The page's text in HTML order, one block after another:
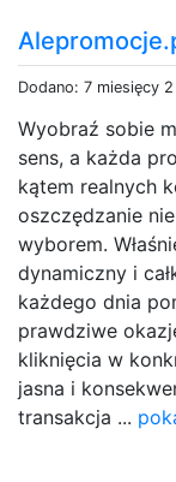
Dodano: 7 miesięcy
Wyobraź sobie
sens, a każda
kątem realnych
oszczędzanie
wyborem.
dynamiczny i
każdego dnia
prawdziwe
kliknięcia w
jasna i
transakcja ...